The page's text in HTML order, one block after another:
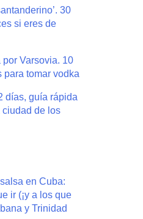
30
si eres de
por Varsovia. 10
para tomar vodka
días, guía rápida
ciudad de los
en Cuba:
ir (¡y a los que
y Trinidad